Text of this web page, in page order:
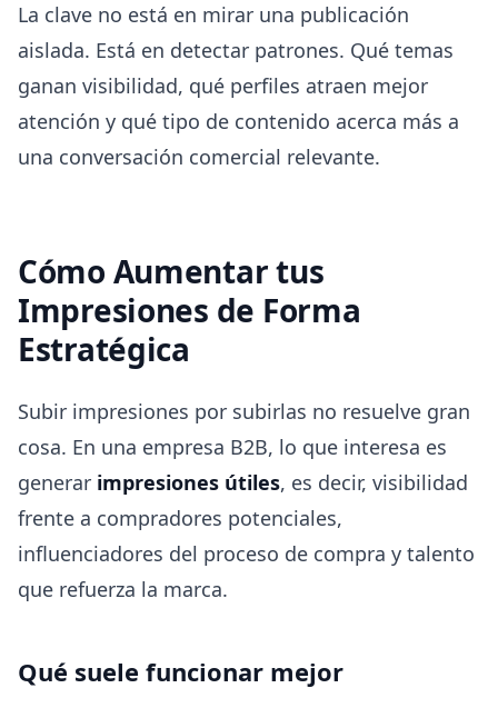
La clave no está en mirar una publicación
aislada. Está en detectar patrones. Qué temas
ganan visibilidad, qué perfiles atraen mejor
atención y qué tipo de contenido acerca más a
una conversación comercial relevante.
Cómo Aumentar tus
Impresiones de Forma
Estratégica
Subir impresiones por subirlas no resuelve gran
cosa. En una empresa B2B, lo que interesa es
generar impresiones útiles, es decir, visibilidad
frente a compradores potenciales,
influenciadores del proceso de compra y talento
que refuerza la marca.
Qué suele funcionar mejor